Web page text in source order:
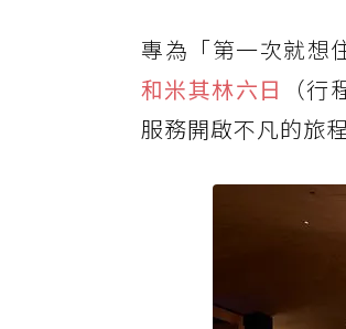
專為「第一次就想
和米其林六日
（
服務開啟不凡的旅